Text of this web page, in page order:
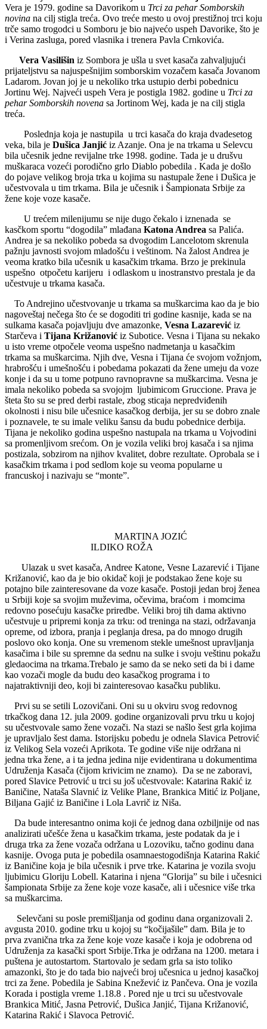
Vera je 1979. godine sa Davorikom u Trci za pehar Somborskih
novina na cilj stigla treća. Ovo treće mesto u ovoj prestižnoj trci koju
trče samo trogodci u Somboru je bio najvećo uspeh Davorike, što je
i Verina zasluga, pored vlasnika i trenera Pavla Crnkovića.
Vera Vasilišin iz Sombora je ušla u svet kasača zahvaljujući
prijateljstvu sa najuspešnijim somborskim vozačem kasača Jovanom
Ladarom. Jovan joj je u nekoliko trka ustupio derbi pobednicu
Jortinu Wej. Najveći uspeh Vera je postigla 1982. godine u Trci za
pehar Somborskih novena sa Jortinom Wej, kada je na cilj stigla
treća.
Poslednja koja je nastupila u trci kasača do kraja dvadesetog
veka, bila je Dušica Janjić iz Azanje. Ona je na trkama u Selevcu
bila učesnik jedne revijalne trke 1998. godine. Tada je u drušvu
muškaraca vozeći porodično grlo Diablo pobedila . Kada je došlo
do pojave velikog broja trka u kojima su nastupale žene i Dušica je
učestvovala u tim trkama. Bila je učesnik i Šampionata Srbije za
žene koje voze kasače.
U trećem milenijumu se nije dugo čekalo i iznenada se
kasčkom sportu “dogodila” mlađana Katona Andrea sa Palića.
Andrea je sa nekoliko pobeda sa dvogodim Lancelotom skrenula
pažnju javnosti svojom mladošću i veštinom. Na žalost Andrea je
veoma kratko bila učesnik u kasačkim trkama. Brzo je prekinula
uspešno otpočetu karijeru i odlaskom u inostranstvo prestala je da
učestvuje u trkama kasača.
To Andrejino učestvovanje u trkama sa muškarcima kao da je bio
nagoveštaj nečega što će se dogoditi tri godine kasnije, kada se na
sulkama kasača pojavljuju dve amazonke, Vesna Lazarević iz
Starčeva i Tijana Križanović iz Subotice. Vesna i Tijana su nekako
u isto vreme otpočele veoma uspešno nadmetanja u kasačkim
trkama sa muškarcima. Njih dve, Vesna i Tijana će svojom vožnjom,
hrabrošću i umešnošću i pobedama pokazati da žene umeju da voze
konje i da su u tome potpuno ravnopravne sa muškarcima. Vesna je
imala nekoliko pobeda sa svojojm ljubimicom Gruccione. Prava je
šteta što su se pred derbi rastale, zbog sticaja nepredviđenih
okolnosti i nisu bile učesnice kasačkog derbija, jer su se dobro znale
i poznavele, te su imale veliku šansu da budu pobednice derbija.
Tijana je nekoliko godina uspešno nastupala na trkama u Vojvodini
sa promenljivom srećom. On je vozila veliki broj kasača i sa njima
postizala, sobzirom na njihov kvalitet, dobre rezultate. Oprobala se i
kasačkim trkama i pod sedlom koje su veoma popularne u
francuskoj i nazivaju se “monte”.
MARTINA JOZIĆ
ILDIKO ROŽA
Ulazak u svet kasača, Andree Katone, Vesne Lazarević i Tijane
Križanović, kao da je bio okidač koji je podstakao žene koje su
potajno bile zainteresovane da voze kasače. Postoji jedan broj ženea
u Srbiji koje sa svojim muževima, očevima, braćom i momcima
redovno posećuju kasačke priredbe. Veliki broj tih dama aktivno
učestvuje u pripremi konja za trku: od treninga na stazi, održavanja
opreme, od izbora, pranja i peglanja dresa, pa do mnogo drugih
poslovo oko konja. One su vremenom stekle umešnost upravljanja
kasačima i bile su spremne da sednu na sulke i svoju veštinu pokažu
gledaocima na trkama.Trebalo je samo da se neko seti da bi i dame
kao vozači mogle da budu deo kasačkog programa i to
najatraktivniji deo, koji bi zainteresovao kasačku publiku.
Prvi su se setili Lozovičani. Oni su u okviru svog redovnog
trkačkog dana 12. jula 2009. godine organizovali prvu trku u kojoj
su učestvovale samo žene vozači. Na stazi se našlo šest grla kojima
je upravljalo šest dama. Istorijsku pobedu je odnela Slavica Petrović
iz Velikog Sela vozeći Aprikota. Te godine više nije održana ni
jedna trka žene, a i ta jedna jedina nije evidentirana u dokumentima
Udruženja Kasača (čijom krivicim ne znamo). Da se ne zaboravi,
pored Slavice Petrović u trci su još učestvovale: Katarina Rakić iz
Baničine, Nataša Slavnić iz Velike Plane, Brankica Mitić iz Poljane,
Biljana Gajić iz Baničine i Lola Lavrič iz Niša.
Da bude interesantno onima koji će jednog dana ozbiljnije od nas
analizirati učešće žena u kasačkim trkama, jeste podatak da je i
druga trka za žene vozača održana u Lozoviku, tačno godinu dana
kasnije. Ovoga puta je pobedila osamnaestogodišnja Katarina Rakić
iz Baničine koja je bila učesnik i prve trke. Katarina je vozila svoju
ljubimicu Gloriju Lobell. Katarina i njena “Glorija” su bile i učesnici
šampionata Srbije za žene koje voze kasače, ali i učesnice više trka
sa muškarcima.
Selevčani su posle premišljanja od godinu dana organizovali 2.
avgusta 2010. godine trku u kojoj su “kočijašile” dam. Bila je to
prva zvanična trka za žene koje voze kasače i koja je odobrena od
Udruženja za kasački sport Srbije.Trka je održana na 1200. metara i
puštena je autostartom. Startovalo je sedam grla sa isto toliko
amazonki, što je do tada bio najveći broj učesnica u jednoj kasačkoj
trci za žene. Pobedila je Sabina Knežević iz Pančeva. Ona je vozila
Korada i postigla vreme 1.18.8 . Pored nje u trci su učestvovale
Brankica Mitić, Jasna Petrović, Dušica Janjić, Tijana Križanović,
Katarina Rakić i Slavoca Petrović.